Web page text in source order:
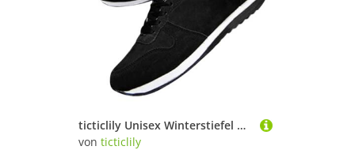
ticticlily Unisex Winterstiefel Herren Damen Warm Gefütterte Winterschuhe Schneestiefel Paar Plüsch Schlupfstiefel Kurzschaft Stiefel Boots Outdoor Wanderschuhe Große Größe A Schwarz 40 EU
von ticticlily